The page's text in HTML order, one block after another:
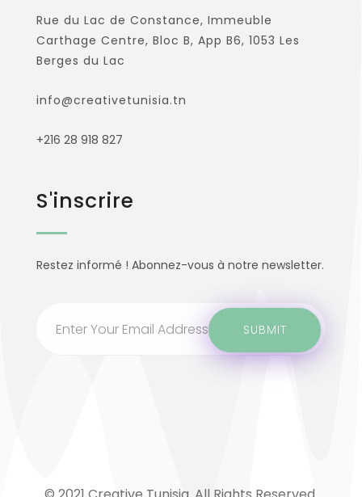
Rue du Lac de Constance, Immeuble
Carthage Centre, Bloc B, App B6, 1053 Les
Berges du Lac
info@creativetunisia.tn
+216 28 918 827
S'inscrire
Restez informé ! Abonnez-vous à notre newsletter.